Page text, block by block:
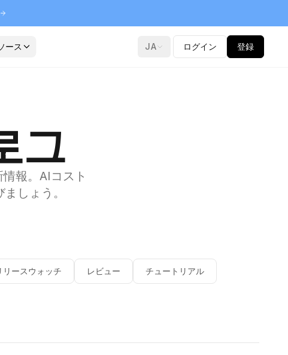
ース JA ログイン 登録
그
報。AIコスト
しょう。
リースウォッチ レビュー チュートリアル